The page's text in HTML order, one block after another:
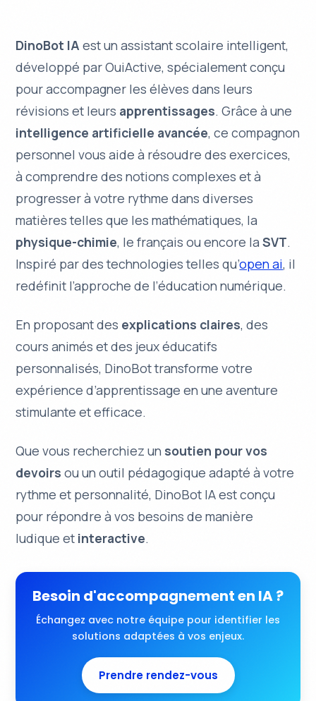
DinoBot IA est un assistant scolaire intelligent,
développé parOuiActive, spécialement conçu
pour accompagner les élèves dans leurs
révisions et leurs apprentissages. Grâce à une
intelligence artificielle avancée, ce compagnon
personnel vous aide à résoudre des exercices,
à comprendre des notions complexes et à
progresser à votre rythme dans diverses
matières telles que lesmathématiques, la
physique-chimie, lefrançais ou encore laSVT.
Inspiré par des technologies telles qu’open ai, il
redéfinit l’approche de l’éducation numérique.
En proposant des explications claires, des
cours animés et des jeux éducatifs
personnalisés, DinoBot transforme votre
expérience d’apprentissage en uneaventure
stimulante et efficace.
Que vous recherchiez un soutien pour vos
devoirs ou un outil pédagogique adapté à votre
rythme et personnalité, DinoBot IA est conçu
pour répondre à vos besoins de manière
ludique et interactive.
Besoin d'accompagnement en IA ?
Échangez avec notre équipe pour identifier les
solutions adaptées à vos enjeux.
Prendre rendez-vous